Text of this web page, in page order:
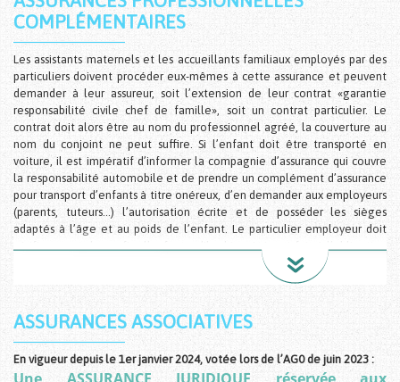
COMPLÉMENTAIRES
Les assistants maternels et les accueillants familiaux employés par des
particuliers doivent procéder eux-mêmes à cette assurance et peuvent
demander à leur assureur, soit l’extension de leur contrat «garantie
responsabilité civile chef de famille», soit un contrat particulier. Le
contrat doit alors être au nom du professionnel agréé, la couverture au
nom du conjoint ne peut suffire. Si l’enfant doit être transporté en
voiture, il est impératif d’informer la compagnie d’assurance qui couvre
la responsabilité automobile et de prendre un complément d’assurance
pour transport d’enfants à titre onéreux, d’en demander aux employeurs
(parents, tuteurs…) l’autorisation écrite et de posséder les sièges
adaptés à l’âge et au poids de l’enfant. Le particulier employeur doit
vérifier avant de confier l’enfant qu’il a bien été satisfait à l’obligation
Or trop souvent nous avons à répondre à des collègues dont les
extensions d’assurances à titre privé ne sont pas conformes. Même en
signalant à votre assureur personnel vos responsabilités
professionnelles, les garanties offertes couvrent rarement l’ensemble
des obligations qu’imposent vos agréments (assurés à l’intérieur du
ASSURANCES ASSOCIATIVES
En vigueur depuis le 1er janvier 2024, votée lors de l’AG0 de juin 2023 :